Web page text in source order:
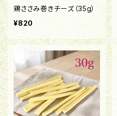
鶏ささみ巻きチーズ（35g）
¥820